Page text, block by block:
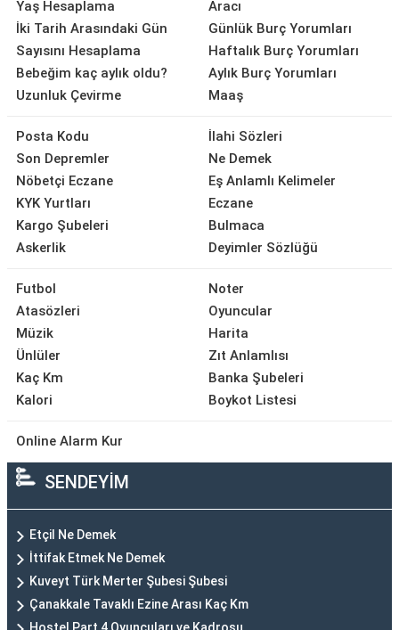
Yaş Hesaplama
İki Tarih Arasındaki Gün
Sayısını Hesaplama
Bebeğim kaç aylık oldu?
Uzunluk Çevirme
Aracı
Günlük Burç Yorumları
Haftalık Burç Yorumları
Aylık Burç Yorumları
Maaş
Posta Kodu
Son Depremler
Nöbetçi Eczane
KYK Yurtları
Kargo Şubeleri
Askerlik
İlahi Sözleri
Ne Demek
Eş Anlamlı Kelimeler
Eczane
Bulmaca
Deyimler Sözlüğü
Futbol
Atasözleri
Müzik
Ünlüler
Kaç Km
Kalori
Noter
Oyuncular
Harita
Zıt Anlamlısı
Banka Şubeleri
Boykot Listesi
Online Alarm Kur
SENDEYİM
Etçil Ne Demek
İttifak Etmek Ne Demek
Kuveyt Türk Merter Şubesi Şubesi
Çanakkale Tavaklı Ezine Arası Kaç Km